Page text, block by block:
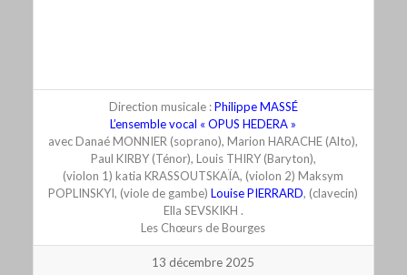
Direction musicale :Philippe MASSÉ
L’ensemble vocal « OPUS HEDERA »
avec Danaé MONNIER (soprano), Marion HARACHE (Alto),
Paul KIRBY (Ténor), Louis THIRY (Baryton),
(violon 1) katia KRASSOUTSKAÏA, (violon 2) Maksym
POPLINSKYI, (viole de gambe)Louise PIERRARD, (clavecin)
Ella SEVSKIKH .
Les Chœurs de Bourges
13 décembre 2025